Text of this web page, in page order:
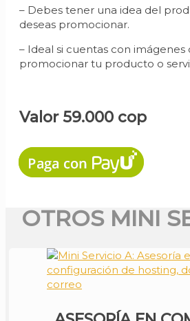
– Debes tener una idea del
deseas promocionar.
– Ideal si cuentas con imágenes
promocionar tu producto o
Valor 59.000 cop
OTROS MINI